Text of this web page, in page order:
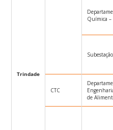
Trindade
Química –
CTC
de